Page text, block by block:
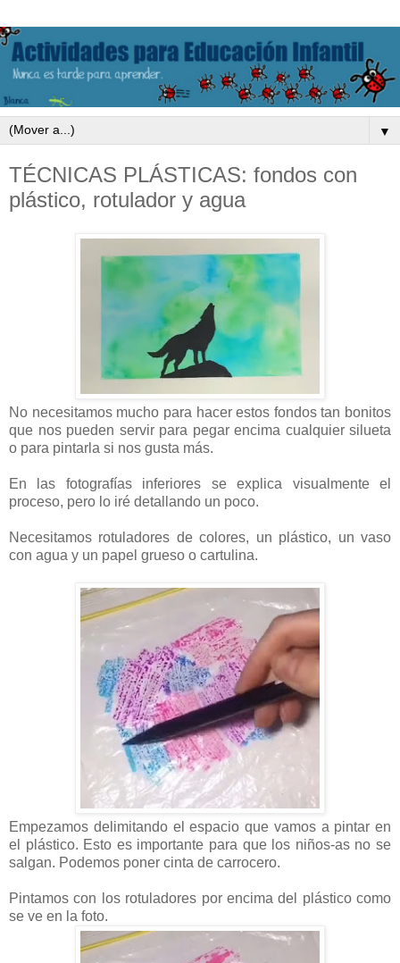
▼
TÉCNICAS PLÁSTICAS: fondos con
plástico, rotulador y agua
No necesitamos mucho para hacer estos fondos tan bonitos
que nos pueden servir para pegar encima cualquier silueta
o para pintarla si nos gusta más.
En las fotografías inferiores se explica visualmente el
proceso, pero lo iré detallando un poco.
Necesitamos rotuladores de colores, un plástico, un vaso
con agua y un papel grueso o cartulina.
Empezamos delimitando el espacio que vamos a pintar en
el plástico. Esto es importante para que los niños-as no se
salgan. Podemos poner cinta de carrocero.
Pintamos con los rotuladores por encima del plástico como
se ve en la foto.